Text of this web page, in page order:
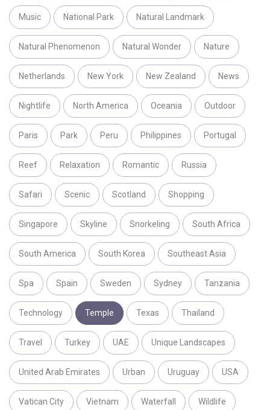
Music National Park Natural Landmark
Natural Phenomenon Natural Wonder Nature
Netherlands New York New Zealand News
Nightlife North America Oceania Outdoor
Paris Park Peru Philippines Portugal
Reef Relaxation Romantic Russia
Safari Scenic Scotland Shopping
Singapore Skyline Snorkeling South Africa
South America South Korea Southeast Asia
Spa Spain Sweden Sydney Tanzania
Technology Temple Texas Thailand
Travel Turkey UAE Unique Landscapes
United Arab Emirates Urban Uruguay USA
Vatican City Vietnam Waterfall Wildlife